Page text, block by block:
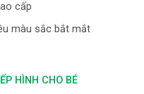
cấp
màu sắc bắt mắt
HÌNH CHO BÉ